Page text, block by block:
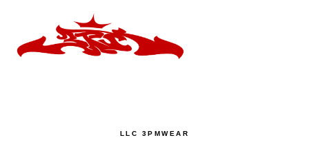
LLC 3PMWEAR